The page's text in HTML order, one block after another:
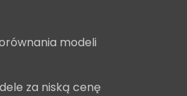
modeli
za niską cenę